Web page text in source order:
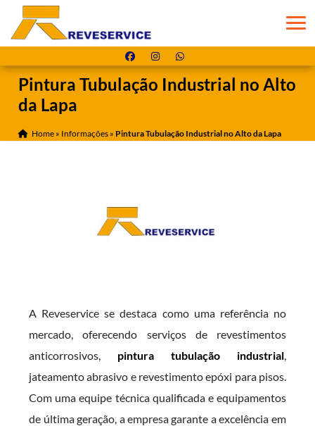
Pintura Tubulação Industrial no Alto
da Lapa
Home » Informações » Pintura Tubulação Industrial no Alto da Lapa
A Reveservice se destaca como uma referência no
mercado, oferecendo serviços de revestimentos
anticorrosivos, pintura tubulação industrial,
jateamento abrasivo e revestimento epóxi para pisos.
Com uma equipe técnica qualificada e equipamentos
de última geração, a empresa garante a excelência em